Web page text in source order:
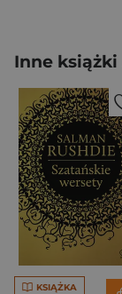
Inne książki
KSIĄŻKA